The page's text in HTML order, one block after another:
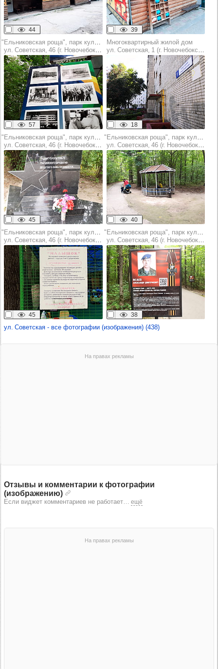
44 39
ул. Советская, 46 (г. Новочебоксарск)
57
Многоквартирный жилой дом
ул. Советская, 1 (г. Новочебоксарск)
18
ул. Советская, 46 (г. Новочебоксарск)
45
ул. Советская, 46 (г. Новочебоксарск)
40
ул. Советская, 46 (г. Новочебоксарск)
45
ул. Советская, 46 (г. Новочебоксарск)
38
ул. Советская - все фотографии (изображения) (438)
Отзывы и комментарии к фотографии
(изображению)
Если виджет комментариев не работает ещё